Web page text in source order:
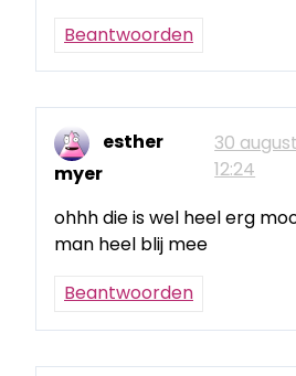
Beantwoorden
esther
myer
30
12:24
ohhh die is wel heel erg
man heel blij mee
Beantwoorden